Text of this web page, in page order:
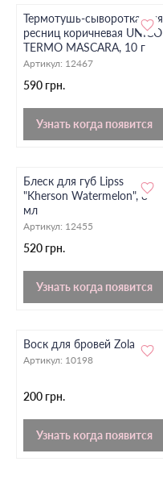
Термотушь-сыворотка для
ресниц коричневая UNICO
TERMO MASCARA, 10 г
Артикул: 12467
590 грн.
Узнать когда появится
Блеск для губ Lipss
"Kherson Watermelon", 8
мл
Артикул: 12455
520 грн.
Узнать когда появится
Воск для бровей Zola
Артикул: 10198
200 грн.
Узнать когда появится